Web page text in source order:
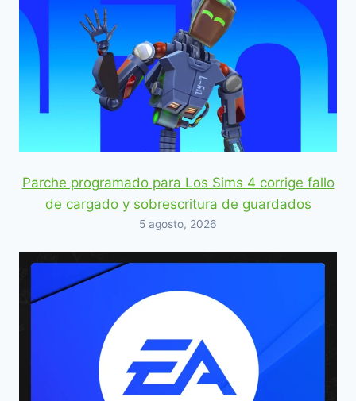
Parche programado para Los Sims 4 corrige fallo
de cargado y sobrescritura de guardados
5 agosto, 2026